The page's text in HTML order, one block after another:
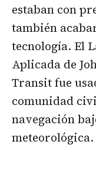
estaban con
también
tecnología. El
Aplicada de
Transit fue
comunidad
navegación
meteorológica.